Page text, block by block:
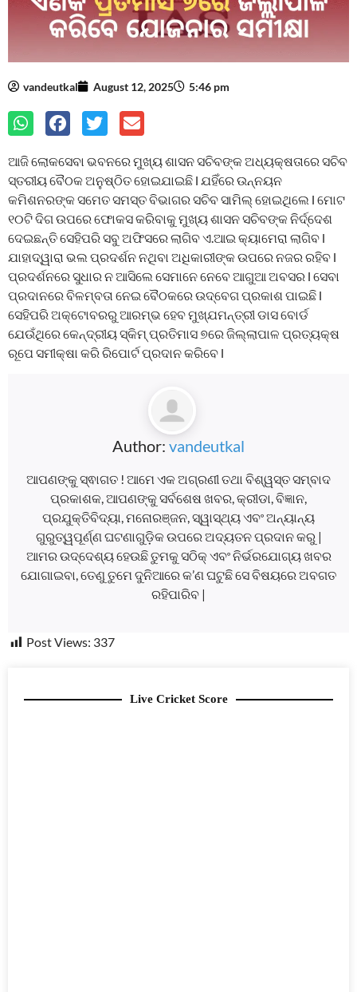
vandeutkal August 12, 2025 5:46 pm
ଆଜି ଲୋକସେବା ଭବନରେ ମୁଖ୍ୟ ଶାସନ ସଚିବଙ୍କ ଅଧ୍ୟକ୍ଷତାରେ ସଚିବ
ସ୍ତରୀୟ ବୈଠକ ଅନୁଷ୍ଠିତ ହୋଇଯାଇଛି l ଯହିଁରେ ଉନ୍ନୟନ
କମିଶନରଙ୍କ ସମେତ ସମସ୍ତ ବିଭାଗର ସଚିବ ସାମିଲ୍ ହୋଇଥିଲେ l ମୋଟ
୧୦ଟି ଦିଗ ଉପରେ ଫୋକସ କରିବାକୁ ମୁଖ୍ୟ ଶାସନ ସଚିବଙ୍କ ନିର୍ଦ୍ଦେଶ
ଦେଇଛନ୍ତି ସେହିପରି ସବୁ ଅଫିସରେ ଲାଗିବ ଏ.ଆଇ କ୍ୟାମେରା ଲାଗିବ l
ଯାହାଦ୍ୱାରା ଭଲ ପ୍ରଦର୍ଶନ ନଥିବା ଅଧିକାରୀଙ୍କ ଉପରେ ନଜର ରହିବ l
ପ୍ରଦର୍ଶନରେ ସୁଧାର ନ ଆସିଲେ ସେମାନେ ନେବେ ଆଗୁଆ ଅବସର l ସେବା
ପ୍ରଦାନରେ ବିଳମ୍ବତା ନେଇ ବୈଠକରେ ଉଦ୍‌ବେଗ ପ୍ରକାଶ ପାଇଛି l
ସେହିପରି ଅକ୍ଟୋବରରୁ ଆରମ୍ଭ ହେବ ମୁଖ୍ଯମନ୍ତ୍ରୀ ଡାସ ବୋର୍ଡ
ଯେଉଁଥିରେ କେନ୍ଦ୍ରୀୟ ସ୍କିମ୍‌ ପ୍ରତିମାସ ୭ରେ ଜିଲ୍ଲାପାଳ ପ୍ରତ୍ୟକ୍ଷ
ରୂପେ ସମୀକ୍ଷା କରି ରିପୋର୍ଟ ପ୍ରଦାନ କରିବେ l
Author: vandeutkal
ଆପଣଙ୍କୁ ସ୍ଵାଗତ ! ଆମେ ଏକ ଅଗ୍ରଣୀ ତଥା ବିଶ୍ୱସ୍ତ ସମ୍ବାଦ
ପ୍ରକାଶକ, ଆପଣଙ୍କୁ ସର୍ବଶେଷ ଖବର, କ୍ରୀଡା, ବିଜ୍ଞାନ,
ପ୍ରଯୁକ୍ତିବିଦ୍ୟା, ମନୋରଞ୍ଜନ, ସ୍ୱାସ୍ଥ୍ୟ ଏବଂ ଅନ୍ୟାନ୍ୟ
ଗୁରୁତ୍ୱପୂର୍ଣ୍ଣ ଘଟଣାଗୁଡ଼ିକ ଉପରେ ଅଦ୍ୟତନ ପ୍ରଦାନ କରୁ |
ଆମର ଉଦ୍ଦେଶ୍ୟ ହେଉଛି ତୁମକୁ ସଠିକ୍ ଏବଂ ନିର୍ଭରଯୋଗ୍ୟ ଖବର
ଯୋଗାଇବା, ତେଣୁ ତୁମେ ଦୁନିଆରେ କ’ଣ ଘଟୁଛି ସେ ବିଷୟରେ ଅବଗତ
ରହିପାରିବ |
Post Views: 337
Live Cricket Score